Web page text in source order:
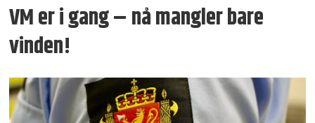
VM er i gang – nå mangler bare
vinden!